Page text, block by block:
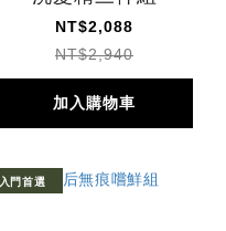
NT$2,088
NT$2,940
加入購物車
入門首選